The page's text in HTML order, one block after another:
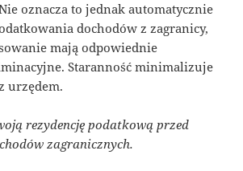
oznacza to jednak automatycznie
dochodów z zagranicy,
mają odpowiednie
Staranność minimalizuje
urzędem.
rezydencję podatkową przed
zagranicznych.